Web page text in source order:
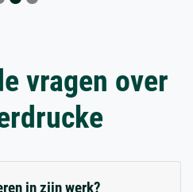
vragen over
in zijn werk?